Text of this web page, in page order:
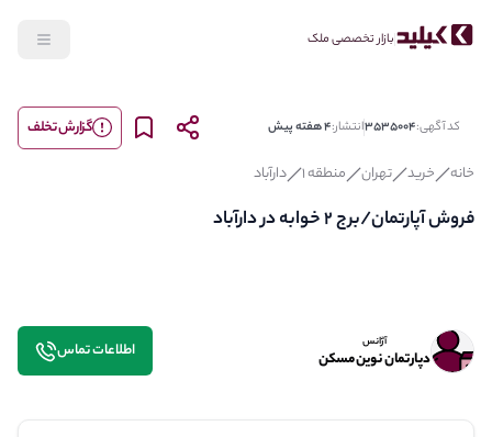
بازار تخصصی ملک
خانه خرید تهران منطقه 1 دارآباد
کد آگهی:3535004انتشار:4 هفته پیش
فروش آپارتمان/برج 2 خوابه در دارآباد
گزارش تخلف
آژانس
دپارتمان نوین مسکن اطلاعات تماس